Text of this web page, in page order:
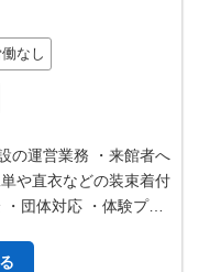
なし
の運営業務 ・来館者へ
や直衣などの装束着付
団体対応 ・体験プロ